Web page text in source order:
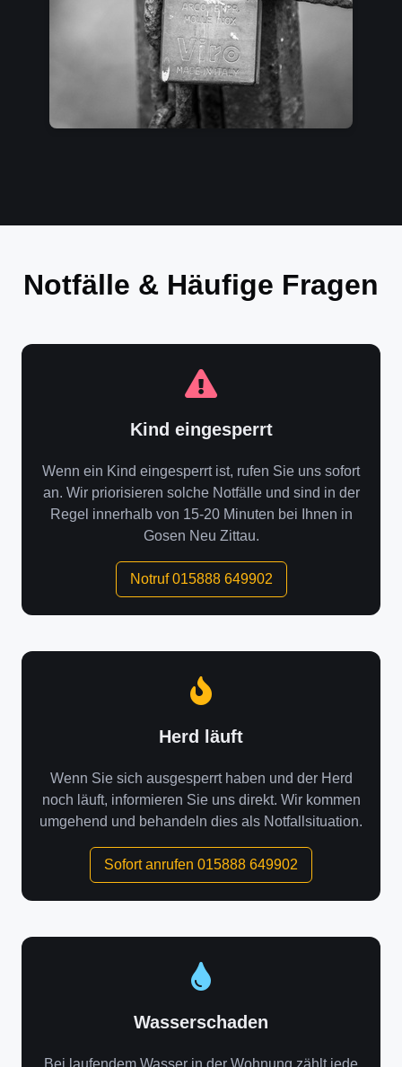
Notfälle & Häufige Fragen
Kind eingesperrt
Wenn ein Kind eingesperrt ist, rufen Sie uns sofort
an. Wir priorisieren solche Notfälle und sind in der
Regel innerhalb von 15-20 Minuten bei Ihnen in
Gosen Neu Zittau.
Notruf 015888 649902
Herd läuft
Wenn Sie sich ausgesperrt haben und der Herd
noch läuft, informieren Sie uns direkt. Wir kommen
umgehend und behandeln dies als Notfallsituation.
Sofort anrufen 015888 649902
Wasserschaden
Bei laufendem Wasser in der Wohnung zählt jede